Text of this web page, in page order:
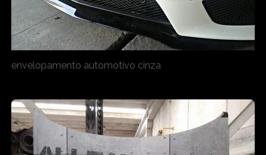
envelopamento automotivo cinza